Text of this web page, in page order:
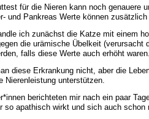
für die Nieren kann noch genauere
und Pankreas Werte können
ich zunächst die Katze mit einem
die urämische Übelkeit (verursacht
falls diese Werte auch erhöht waren.
diese Erkrankung nicht, aber die
Nierenleistung unterstützen.
berichteten mir nach ein paar
so apathisch wirkt und sich auch schon